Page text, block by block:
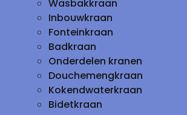
Wasbakkraan
Inbouwkraan
Fonteinkraan
Badkraan
Onderdelen kranen
Douchemengkraan
Kokendwaterkraan
Bidetkraan